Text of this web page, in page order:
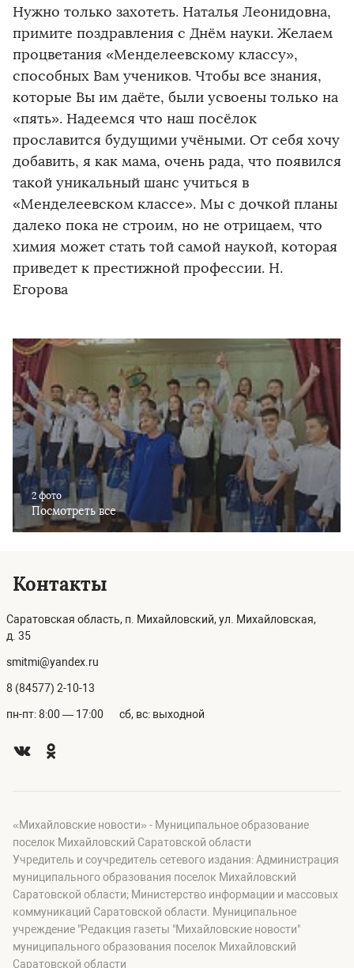
Нужно только захотеть. Наталья Леонидовна,
примите поздравления с Днём науки. Желаем
процветания «Менделеевскому классу»,
способных Вам учеников. Чтобы все знания,
которые Вы им даёте, были усвоены только на
«пять». Надеемся что наш посёлок
прославится будущими учёными. От себя хочу
добавить, я как мама, очень рада, что появился
такой уникальный шанс учиться в
«Менделеевском классе». Мы с дочкой планы
далеко пока не строим, но не отрицаем, что
химия может стать той самой наукой, которая
приведет к престижной профессии. Н.
Егорова
2 фото
Посмотреть все
Контакты
Саратовская область, п. Михайловский, ул. Михайловская,
д. 35
smitmi@yandex.ru
8 (84577) 2-10-13
пн-пт: 8:00 — 17:00 сб, вс: выходной
«Михайловские новости» - Муниципальное образование
поселок Михайловский Саратовской области
Учредитель и соучредитель сетевого издания: Администрация
муниципального образования поселок Михайловский
Саратовской области; Министерство информации и массовых
коммуникаций Саратовской области. Муниципальное
учреждение "Редакция газеты "Михайловские новости"
муниципального образования поселок Михайловский
Саратовской области